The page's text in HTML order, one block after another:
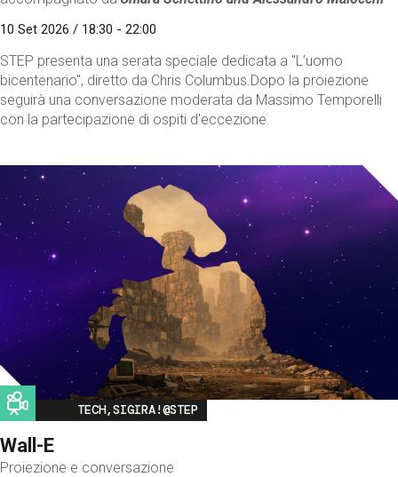
10 Set 2026 / 18:30 - 22:00
STEP presenta una serata speciale dedicata a "L’uomo
bicentenario", diretto da Chris Columbus.Dopo la proiezione
seguirà una conversazione moderata da Massimo Temporelli
con la partecipazione di ospiti d'eccezione.
Image
TECH,SIGIRA!@STEP
Wall-E
Proiezione e conversazione